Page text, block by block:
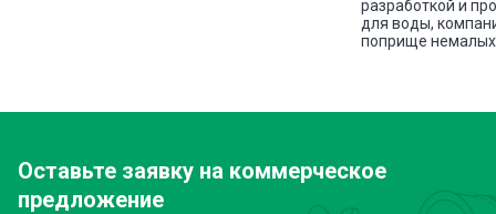
разработкой и
для воды,
поприще немалых
Оставьте заявку на коммерческое
предложение